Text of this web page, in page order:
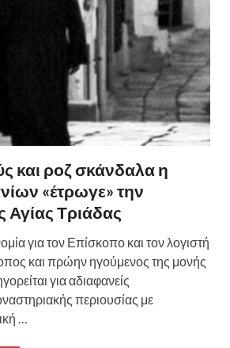
και ροζ σκάνδαλα η
«έτρωγε» την
Αγίας Τριάδας
για τον Επίσκοπο και τον λογιστή
και πρώην ηγούμενος της μονής
για αδιαφανείς
περιουσίας με
…